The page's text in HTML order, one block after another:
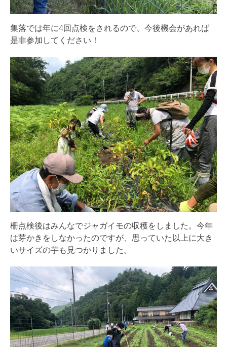
集落では年に4回点検をされるので、今後機会があれば
是非参加してください！
柵点検後はみんなでジャガイモの収穫をしました。今年
は芽かきをしなかったのですが、思っていた以上に大き
いサイズの芋も見つかりました。